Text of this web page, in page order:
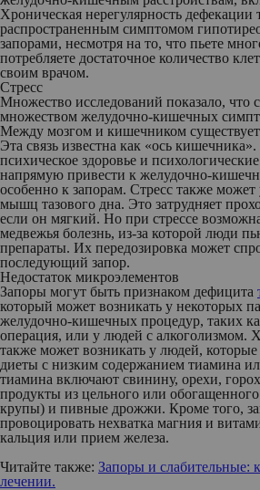
Хроническая нерегулярность дефекации
распространенным симптомом
запорами, несмотря на то, что пьете
потребляете достаточное количество
своим врачом.
Стресс
Множество исследований показало, что
множеством желудочно-кишечных
Между мозгом и кишечником существует
Эта связь известна как «ось
психическое здоровье и
напрямую привести к желудочно-
особенно к запорам. Стресс также может
мышц тазового дна. Это затрудняет
если он мягкий. Но при стрессе
медвежья болезнь, из-за которой люди
препараты. Их передозировка может
последующий запор.
Недостаток микроэлементов
Запоры могут быть признаком дефицита
который может возникать у некоторых
желудочно-кишечных процедур, таких
операция, или у людей с алкоголизмом.
также может возникать у людей,
диеты с низким содержанием тиамина
тиамина включают свинину, орехи,
продукты из цельного или
крупы) и пивные дрожжи. Кроме того,
провоцировать нехватка магния и
кальция или прием железа.
Читайте также: Запоры и слабительные:
лечении.